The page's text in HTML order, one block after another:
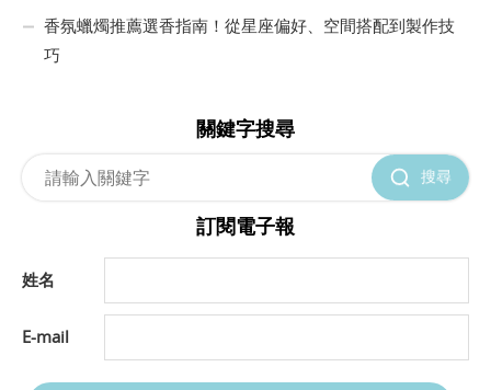
香氛蠟燭推薦選香指南！從星座偏好、空間搭配到製作技
巧
關鍵字搜尋
搜尋
訂閱電子報
姓名
E-mail